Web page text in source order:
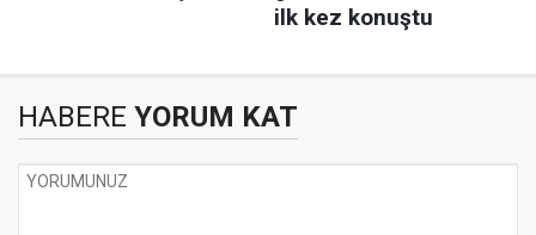
HABERE YORUM KAT